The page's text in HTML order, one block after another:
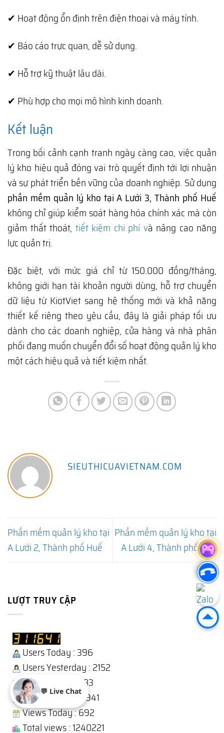
✔ Hoạt động ổn định trên điện thoại và máy tính.
✔ Báo cáo trực quan, dễ sử dụng.
✔ Hỗ trợ kỹ thuật lâu dài.
✔ Phù hợp cho mọi mô hình kinh doanh.
Kết luận
Trong bối cảnh cạnh tranh ngày càng cao, việc quản
lý kho hiệu quả đóng vai trò quyết định tới lợi nhuận
và sự phát triển bền vững của doanh nghiệp. Sử dụng
phần mềm quản lý kho tại A Lưới 3, Thành phố Huế
không chỉ giúp kiểm soát hàng hóa chính xác mà còn
giảm thất thoát, tiết kiệm chi phí và nâng cao năng
lực quản trị.
Đặc biệt, với mức giá chỉ từ 150.000 đồng/tháng,
không giới hạn tài khoản người dùng, hỗ trợ chuyển
dữ liệu từ KiotViet sang hệ thống mới và khả năng
thiết kế riêng theo yêu cầu, đây là giải pháp tối ưu
dành cho các doanh nghiệp, cửa hàng và nhà phân
phối đang muốn chuyển đổi số hoạt động quản lý kho
một cách hiệu quả và tiết kiệm nhất.
SIEUTHICUAVIETNAM.COM
Phần mềm quản lý kho tại
A Lưới 2, Thành phố Huế
Phần mềm quản lý kho tại
A Lưới 4, Thành phố Huế
LƯỢT TRUY CẬP
Users Today : 396
Users Yesterday : 2152
This Month : 13183
Total Users : 310941
Views Today : 692
Total views : 1240221
💬 Live Chat